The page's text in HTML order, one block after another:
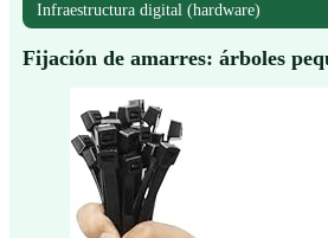
Infraestructura digital (hardware)
Fijación de amarres: árboles